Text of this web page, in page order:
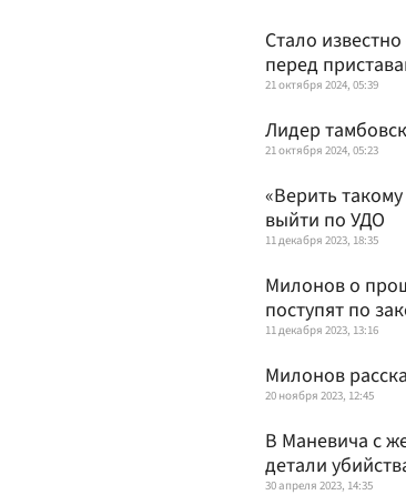
Стало
перед
21 октября 2024, 05:39
Лидер
21 октября 2024, 05:23
«Верить
выйти по УДО
11 декабря 2023, 18:35
Милонов о
поступят по
11 декабря 2023, 13:16
Милонов
20 ноября 2023, 12:45
В Маневича с
детали
30 апреля 2023, 14:35